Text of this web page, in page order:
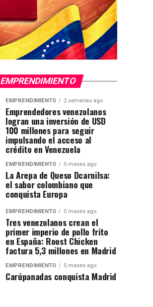
EMPRENDIMIENTO
EMPRENDIMIENTO 2 semanas ago
Emprendedores venezolanos
logran una inversión de USD
100 millones para seguir
impulsando el acceso al
crédito en Venezuela
EMPRENDIMIENTO 5 meses ago
La Arepa de Queso Dcarnilsa:
el sabor colombiano que
conquista Europa
EMPRENDIMIENTO 5 meses ago
Tres venezolanos crean el
primer imperio de pollo frito
en España: Roost Chicken
factura 5,3 millones en Madrid
EMPRENDIMIENTO 5 meses ago
Carúpanadas conquista Madrid